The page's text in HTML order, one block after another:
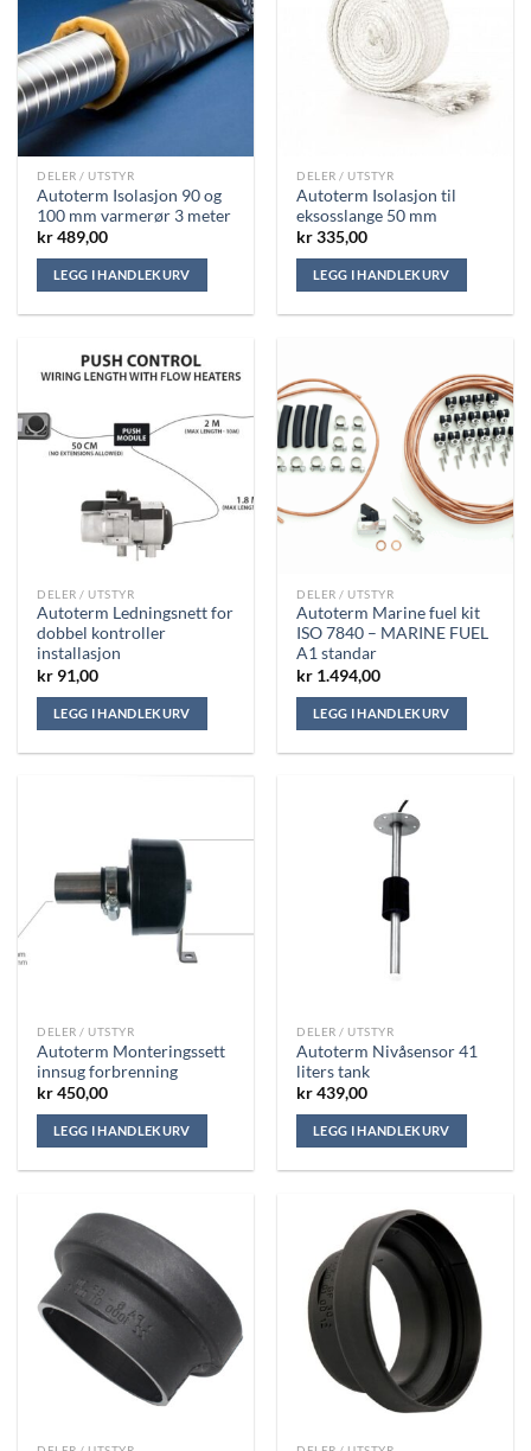
DELER / UTSTYR
Autoterm Isolasjon 90 og
100 mm varmerør 3 meter
kr489,00
LEGG I HANDLEKURV
DELER / UTSTYR
Autoterm Isolasjon til
eksosslange 50 mm
kr335,00
LEGG I HANDLEKURV
DELER / UTSTYR
Autoterm Ledningsnett for
dobbel kontroller
installasjon
kr 91,00
LEGG I HANDLEKURV
DELER / UTSTYR
Autoterm Marine fuel kit
ISO 7840 – MARINE FUEL
A1 standar
kr 1.494,00
LEGG I HANDLEKURV
DELER / UTSTYR
Autoterm Monteringssett
innsug forbrenning
kr450,00
LEGG I HANDLEKURV
DELER / UTSTYR
Autoterm Nivåsensor 41
liters tank
kr439,00
LEGG I HANDLEKURV